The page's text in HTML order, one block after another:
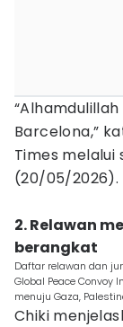
Barcelona,”
Times melalui
(20/05/2026).
2. Relawan
berangkat
Daftar relawan dan
Global Peace Convoy
menuju Gaza,
Chiki